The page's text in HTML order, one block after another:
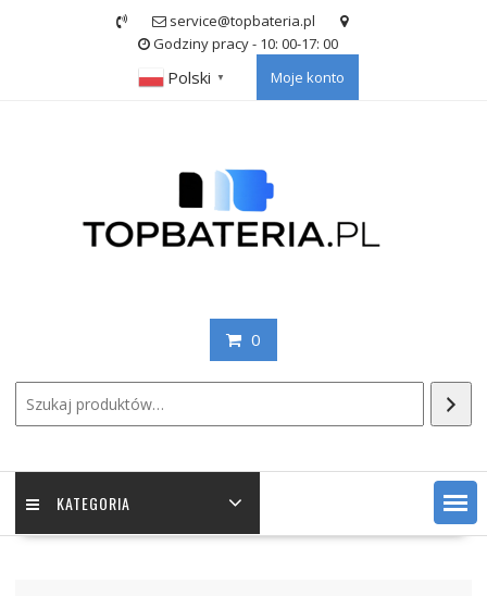
service@topbateria.pl
Godziny pracy - 10: 00-17: 00
Polski ▼ Moje konto
0
KATEGORIA